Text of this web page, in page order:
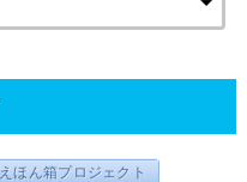
えほん箱プロジェクト